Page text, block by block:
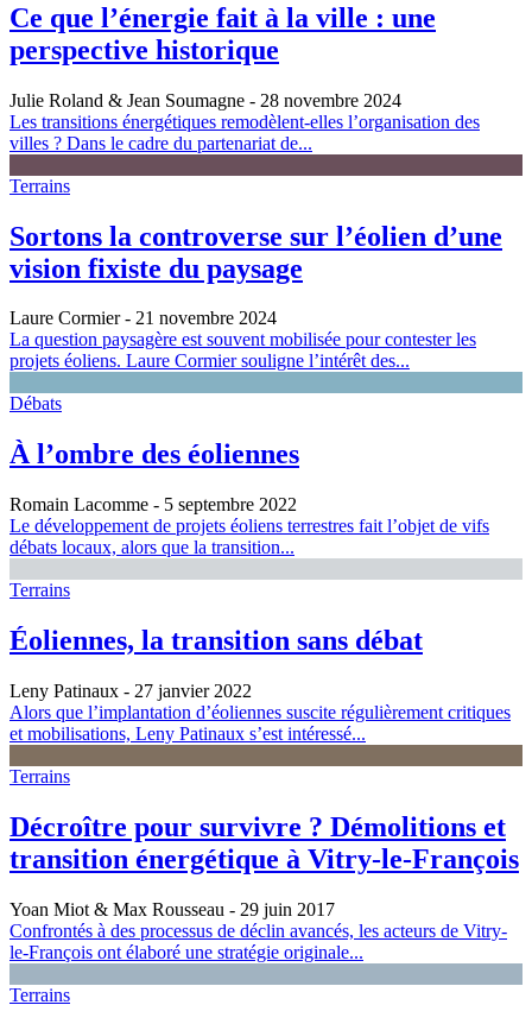
Ce que l’énergie fait à la ville : une
perspective historique
Julie Roland & Jean Soumagne - 28 novembre 2024
Les transitions énergétiques remodèlent-elles l’organisation des
villes ? Dans le cadre du partenariat de...
Terrains
Sortons la controverse sur l’éolien d’une
vision fixiste du paysage
Laure Cormier- 21 novembre 2024
La question paysagère est souvent mobilisée pour contester les
projets éoliens. Laure Cormier souligne l’intérêt des...
Débats
À l’ombre des éoliennes
Romain Lacomme - 5 septembre 2022
Le développement de projets éoliens terrestres fait l’objet de vifs
débats locaux, alors que la transition...
Terrains
Éoliennes, la transition sans débat
Leny Patinaux - 27 janvier 2022
Alors que l’implantation d’éoliennes suscite régulièrement critiques
et mobilisations, Leny Patinaux s’est intéressé...
Terrains
Décroître pour survivre ? Démolitions et
transition énergétique à Vitry‑le‑François
Yoan Miot & Max Rousseau - 29 juin 2017
Confrontés à des processus de déclin avancés, les acteurs de Vitry-
le-François ont élaboré une stratégie originale...
Terrains